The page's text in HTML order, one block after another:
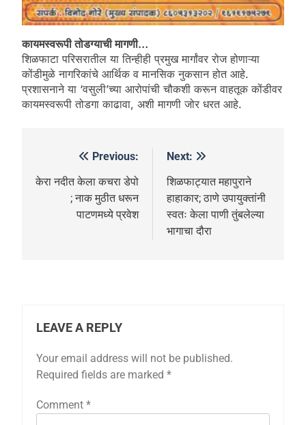
कायमस्वरूपी तोडग्याची मागणी…
शिळफाटा परिसरातील या तिन्हीही प्रमुख मार्गांवर रोज होणाऱ्या
कोंडीमुळे नागरिकांचे आर्थिक व मानसिक नुकसान होत आहे.
प्रशासनाने या ‘वसुली’च्या आरोपांची चौकशी करून वाहतूक कोंडीवर
कायमस्वरूपी तोडगा काढावा, अशी मागणी जोर धरत आहे.
Previous:
केरा नदीत केला कचरा डेपो
; नाक मुठीत धरून
पाटणमध्ये प्रवेश
Next:
शिळफाट्यात महापुराने
हाहाकार; ठाणे उपायुक्तांनी
स्वतः केला पाणी तुंबलेल्या
भागाचा दौरा
LEAVE A REPLY
Your email address will not be published.
Required fields are marked *
Comment *